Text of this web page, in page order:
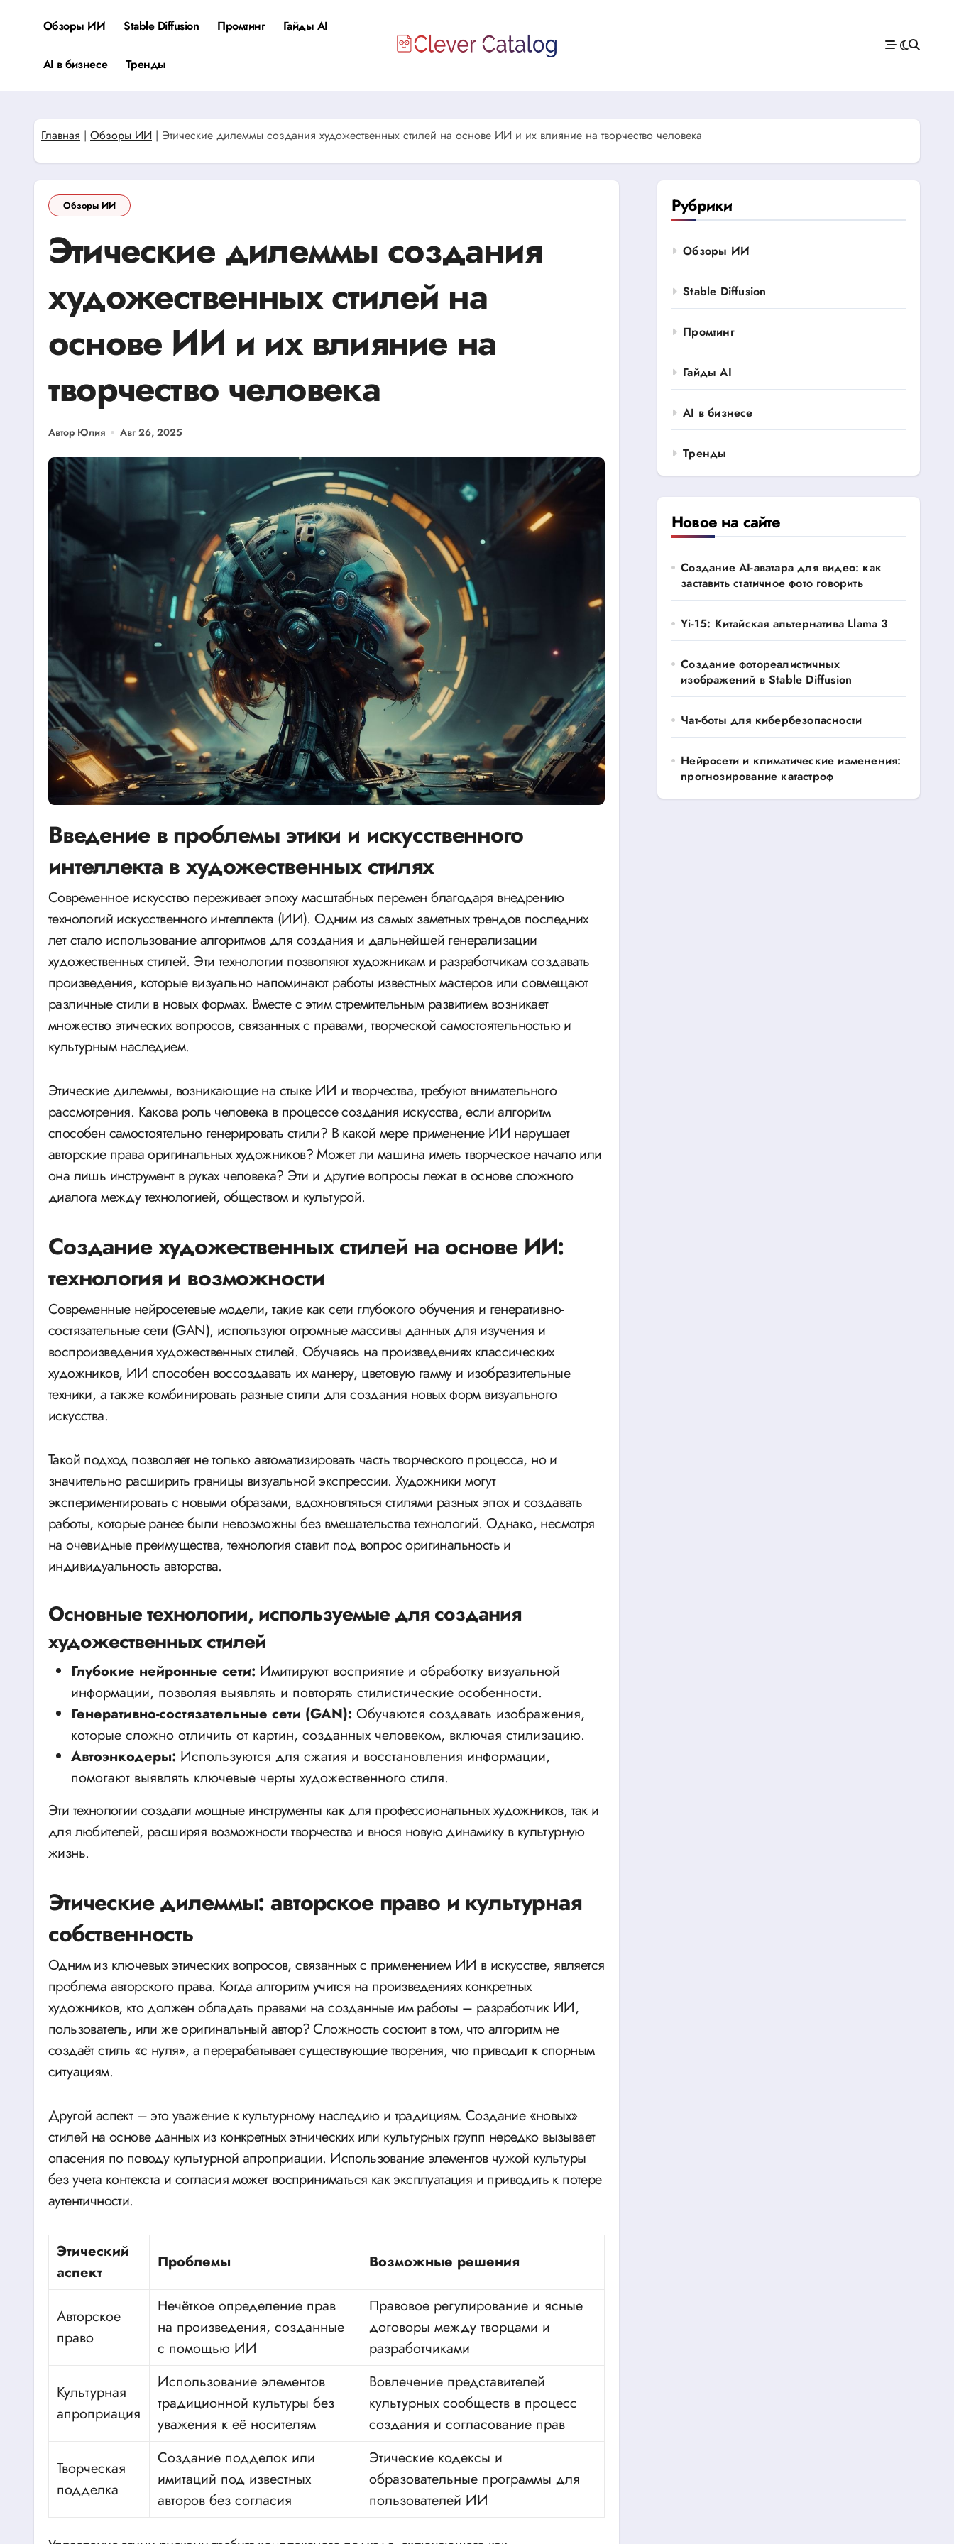
Обзоры ИИ Stable Diffusion Промтинг Гайды AI
AI в бизнесе Тренды
Главная | Обзоры ИИ | Этические дилеммы создания художественных стилей на основе ИИ и их влияние на творчество человека
Обзоры ИИ
Этические дилеммы создания
художественных стилей на
основе ИИ и их влияние на
творчество человека
Автор Юлия Авг 26, 2025
Введение в проблемы этики и искусственного
интеллекта в художественных стилях
Современное искусство переживает эпоху масштабных перемен благодаря внедрению
технологий искусственного интеллекта (ИИ). Одним из самых заметных трендов последних
лет стало использование алгоритмов для создания и дальнейшей генерализации
художественных стилей. Эти технологии позволяют художникам и разработчикам создавать
произведения, которые визуально напоминают работы известных мастеров или совмещают
различные стили в новых формах. Вместе с этим стремительным развитием возникает
множество этических вопросов, связанных с правами, творческой самостоятельностью и
культурным наследием.
Этические дилеммы, возникающие на стыке ИИ и творчества, требуют внимательного
рассмотрения. Какова роль человека в процессе создания искусства, если алгоритм
способен самостоятельно генерировать стили? В какой мере применение ИИ нарушает
авторские права оригинальных художников? Может ли машина иметь творческое начало или
она лишь инструмент в руках человека? Эти и другие вопросы лежат в основе сложного
диалога между технологией, обществом и культурой.
Создание художественных стилей на основе ИИ:
технология и возможности
Современные нейросетевые модели, такие как сети глубокого обучения и генеративно-
состязательные сети (GAN), используют огромные массивы данных для изучения и
воспроизведения художественных стилей. Обучаясь на произведениях классических
художников, ИИ способен воссоздавать их манеру, цветовую гамму и изобразительные
техники, а также комбинировать разные стили для создания новых форм визуального
искусства.
Такой подход позволяет не только автоматизировать часть творческого процесса, но и
значительно расширить границы визуальной экспрессии. Художники могут
экспериментировать с новыми образами, вдохновляться стилями разных эпох и создавать
работы, которые ранее были невозможны без вмешательства технологий. Однако, несмотря
на очевидные преимущества, технология ставит под вопрос оригинальность и
индивидуальность авторства.
Основные технологии, используемые для создания
художественных стилей
Глубокие нейронные сети: Имитируют восприятие и обработку визуальной
информации, позволяя выявлять и повторять стилистические особенности.
Генеративно-состязательные сети (GAN): Обучаются создавать изображения,
которые сложно отличить от картин, созданных человеком, включая стилизацию.
Автоэнкодеры: Используются для сжатия и восстановления информации,
помогают выявлять ключевые черты художественного стиля.
Эти технологии создали мощные инструменты как для профессиональных художников, так и
для любителей, расширяя возможности творчества и внося новую динамику в культурную
жизнь.
Этические дилеммы: авторское право и культурная
собственность
Одним из ключевых этических вопросов, связанных с применением ИИ в искусстве, является
проблема авторского права. Когда алгоритм учится на произведениях конкретных
художников, кто должен обладать правами на созданные им работы – разработчик ИИ,
пользователь, или же оригинальный автор? Сложность состоит в том, что алгоритм не
создаёт стиль «с нуля», а перерабатывает существующие творения, что приводит к спорным
ситуациям.
Другой аспект – это уважение к культурному наследию и традициям. Создание «новых»
стилей на основе данных из конкретных этнических или культурных групп нередко вызывает
опасения по поводу культурной апроприации. Использование элементов чужой культуры
без учета контекста и согласия может восприниматься как эксплуатация и приводить к потере
аутентичности.
Этический
аспект
Проблемы Возможные решения
Авторское
право
Нечёткое определение прав
на произведения, созданные
с помощью ИИ
Правовое регулирование и ясные
договоры между творцами и
разработчиками
Культурная
апроприация
Использование элементов
традиционной культуры без
уважения к её носителям
Вовлечение представителей
культурных сообществ в процесс
создания и согласование прав
Творческая
подделка
Создание подделок или
имитаций под известных
авторов без согласия
Этические кодексы и
образовательные программы для
пользователей ИИ
Рубрики
Обзоры ИИ
Stable Diffusion
Промтинг
Гайды AI
AI в бизнесе
Тренды
Новое на сайте
Создание AI-аватара для видео: как
заставить статичное фото говорить
Yi-15: Китайская альтернатива Llama 3
Создание фотореалистичных
изображений в Stable Diffusion
Чат-боты для кибербезопасности
Нейросети и климатические изменения:
прогнозирование катастроф